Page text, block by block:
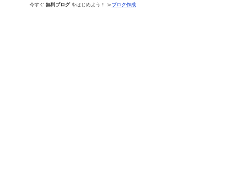
今すぐ 無料ブログをはじめよう！ ≫ブログ作成